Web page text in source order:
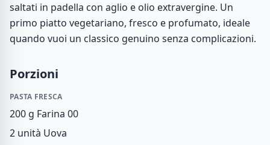
saltati in padella con aglio e olio extravergine. Un
primo piatto vegetariano, fresco e profumato, ideale
quando vuoi un classico genuino senza complicazioni.
Porzioni
PASTA FRESCA
200 g Farina 00
2 unità Uova